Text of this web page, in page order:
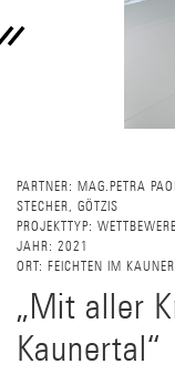
PARTNER: MAG.PETRA
STECHER, GÖTZIS
PROJEKTTYP:
JAHR: 2021
ORT: FEICHTEN IM
„Mit aller
Kaunertal“